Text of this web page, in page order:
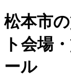
Skip
to
松本市
ト会場
ール